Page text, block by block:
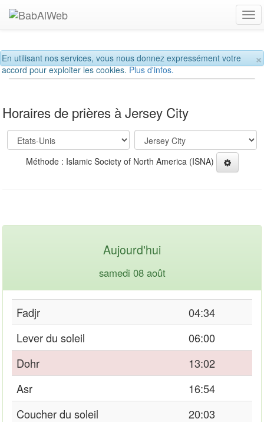
×
En utilisant nos services, vous nous donnez expressément votre
accord pour exploiter les cookies.Plus d'infos.
Horaires de prières à Jersey City
Méthode : Islamic Society of North America (ISNA)
Aujourd'hui
samedi 08 août
Fadjr
04:34
Lever du soleil
06:00
Dohr
13:02
Asr
16:54
Coucher du soleil
20:03